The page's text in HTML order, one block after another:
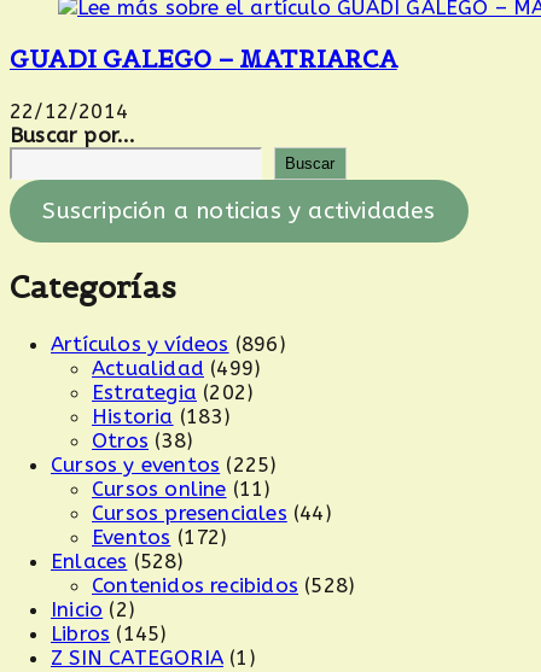
GUADI GALEGO – MATRIARCA
22/12/2014
Buscar por...
Buscar
Suscripción a noticias y actividades
Categorías
Artículos y vídeos (896)
Actualidad (499)
Estrategia (202)
Historia (183)
Otros (38)
Cursos y eventos (225)
Cursos online (11)
Cursos presenciales (44)
Eventos (172)
Enlaces (528)
Contenidos recibidos (528)
Inicio (2)
Libros (145)
Z SIN CATEGORIA (1)